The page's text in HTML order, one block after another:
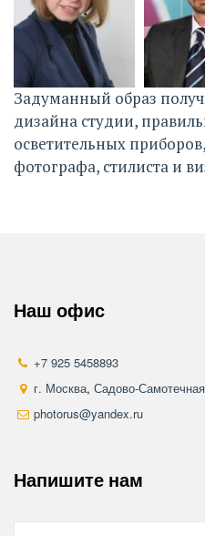
Задуманный образ
дизайна студии,
осветительных
фотографа, стилиста и
Наш офис
+7 925 5458893
г. Москва, Садово-
photorus@yandex.ru
Напишите нам